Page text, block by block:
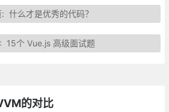
: 什么才是优秀的代码？
15个 Vue.js 高级面试题
的对比